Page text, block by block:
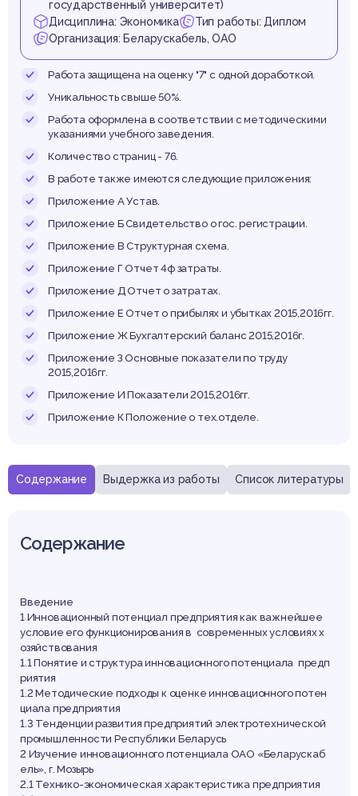
Содержание Выдержка из работы Список литературы
Содержание
Введение
1 Инновационный потенциал предприятия как важнейшее
условие его функционирования в современных условиях х
озяйствования
1.1 Понятие и структура инновационного потенциала предп
риятия
1.2 Методические подходы к оценке инновационного потен
циала предприятия
1.3 Тенденции развития предприятий электротехнической
промышленности Республики Беларусь
2 Изучение инновационного потенциала ОАО «Беларускаб
ель», г. Мозырь
2.1 Технико-экономическая характеристика предприятия
государственный университет)
Дисциплина: Экономика
Тип работы: Диплом
Организация: Беларускабель, ОАО
Работа защищена на оценку "7" с одной доработкой.
Уникальность свыше 50%.
Работа оформлена в соответствии с методическими
указаниями учебного заведения.
Количество страниц - 76.
В работе также имеются следующие приложения:
Приложение А Устав.
Приложение Б Свидетельство о гос. регистрации.
Приложение В Структурная схема.
Приложение Г Отчет 4ф затраты.
Приложение Д Отчет о затратах.
Приложение Е Отчет о прибылях и убытках 2015,2016гг.
Приложение Ж Бухгалтерский баланс 2015,2016г.
Приложение З Основные показатели по труду
2015,2016гг.
Приложение И Показатели 2015,2016гг.
Приложение К Положение о тех.отделе.